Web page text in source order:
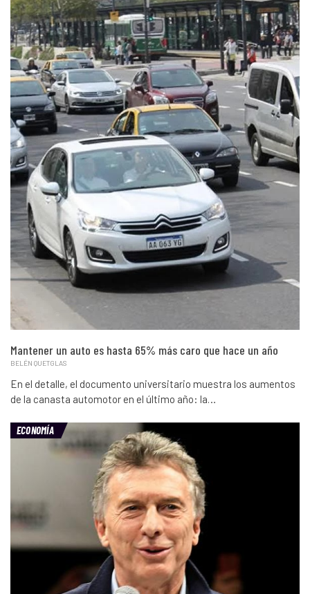
Mantener un auto es hasta 65% más caro que hace un año
BELÉN QUETGLAS
En el detalle, el documento universitario muestra los aumentos
de la canasta automotor en el último año: la…
ECONOMÍA